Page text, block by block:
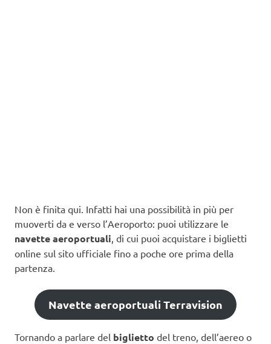
Non è finita qui. Infatti hai una possibilità in più per
muoverti da e verso l’Aeroporto: puoi utilizzare le
navette aeroportuali, di cui puoi acquistare i biglietti
online sul sito ufficiale fino a poche ore prima della
partenza.
Navette aeroportuali Terravision
Tornando a parlare del biglietto del treno, dell’aereo o